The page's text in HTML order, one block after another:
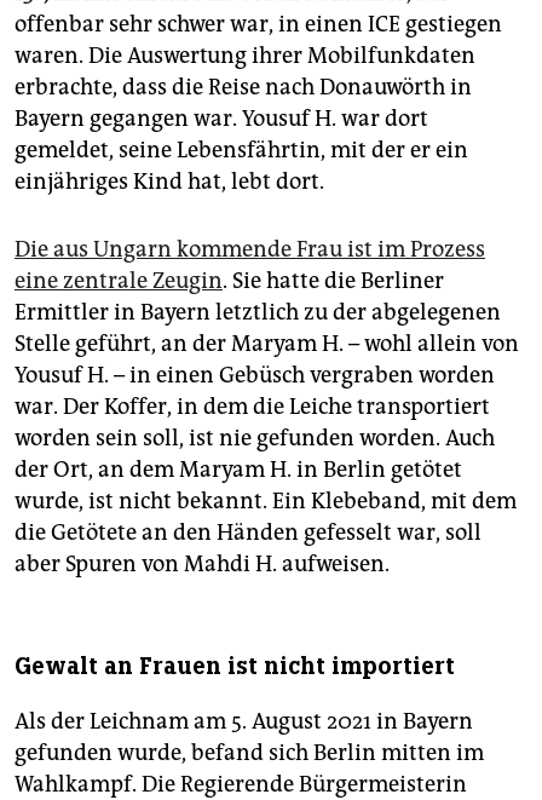
offenbar sehr schwer war, in einen ICE gestiegen
waren. Die Auswertung ihrer Mobilfunkdaten
erbrachte, dass die Reise nach Donauwörth in
Bayern gegangen war. Yousuf H. war dort
gemeldet, seine Lebensfährtin, mit der er ein
einjähriges Kind hat, lebt dort.
Die aus Ungarn kommende Frau ist im Prozess
eine zentrale Zeugin. Sie hatte die Berliner
Ermittler in Bayern letztlich zu der abgelegenen
Stelle geführt, an der Maryam H. – wohl allein von
Yousuf H. – in einen Gebüsch vergraben worden
war. Der Koffer, in dem die Leiche transportiert
worden sein soll, ist nie gefunden worden. Auch
der Ort, an dem Maryam H. in Berlin getötet
wurde, ist nicht bekannt. Ein Klebeband, mit dem
die Getötete an den Händen gefesselt war, soll
aber Spuren von Mahdi H. aufweisen.
Gewalt an Frauen ist nicht importiert
Als der Leichnam am 5. August 2021 in Bayern
gefunden wurde, befand sich Berlin mitten im
Wahlkampf. Die Regierende Bürgermeisterin